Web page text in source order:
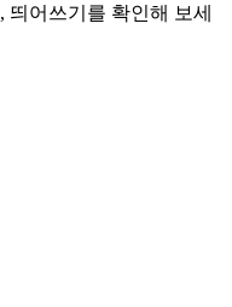
어쓰기를 확인해 보세